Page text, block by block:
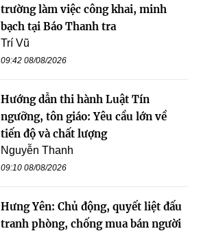
trường làm việc công khai, minh
bạch tại Báo Thanh tra
Trí Vũ
09:42 08/08/2026
Hướng dẫn thi hành Luật Tín
ngưỡng, tôn giáo: Yêu cầu lớn về
tiến độ và chất lượng
Nguyễn Thanh
09:10 08/08/2026
Hưng Yên: Chủ động, quyết liệt đấu
tranh phòng, chống mua bán người